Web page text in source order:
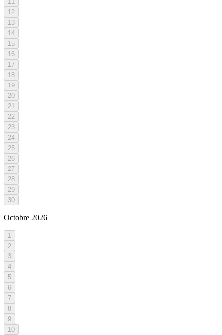
11
12
13
14
15
16
17
18
19
20
21
22
23
24
25
26
27
28
29
30
Octobre 2026
1
2
3
4
5
6
7
8
9
10